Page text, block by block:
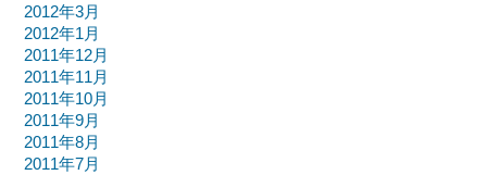
2012年3月
2012年1月
2011年12月
2011年11月
2011年10月
2011年9月
2011年8月
2011年7月